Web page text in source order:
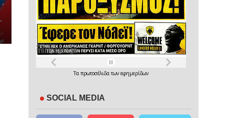
Τα πρωτοσέλιδατων εφημερίδων
SOCIAL MEDIA